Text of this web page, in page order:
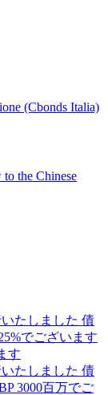
(Cbonds Italia)
the Chinese
たしました 債
でございます
す
たしました 債
3000百万でご